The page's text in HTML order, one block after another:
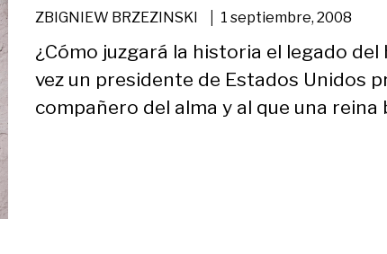
ZBIGNIEW BRZEZINSKI | 1 septiembre, 2008
¿Cómo juzgará la historia el legado
vez un presidente de Estados Unidos
compañero del alma y al que una reina